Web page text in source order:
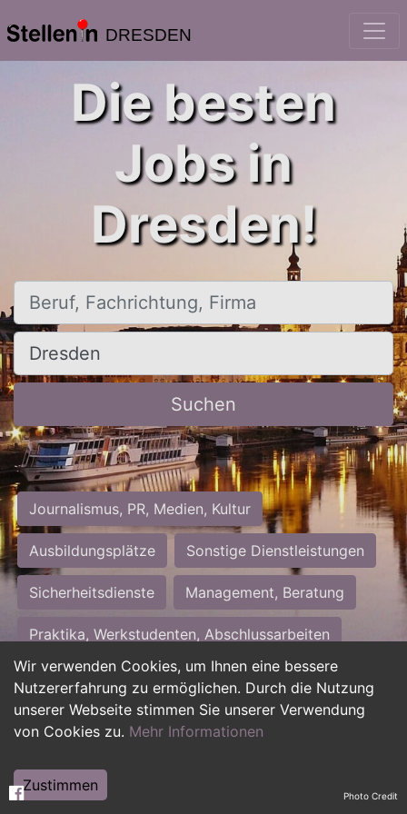
DRESDEN
Wir verwenden Cookies, um Ihnen eine bessere
Nutzererfahrung zu ermöglichen. Durch die Nutzung
unserer Webseite stimmen Sie unserer Verwendung
von Cookies zu. Mehr Informationen
Zustimmen
Die besten
Jobs in
Dresden!
Beruf, Fachrichtung, Firma
Ort, Stadt
Suchen
Journalismus, PR, Medien, Kultur
Ausbildungsplätze Sonstige Dienstleistungen
Sicherheitsdienste Management, Beratung
Praktika, Werkstudenten, Abschlussarbeiten
Personalwesen Assistenz, Sekretariat
Hilfskräfte, Aushilfs- und Nebenjobs
Weiterbildung, Studium, duale Ausbildung Photo Credit